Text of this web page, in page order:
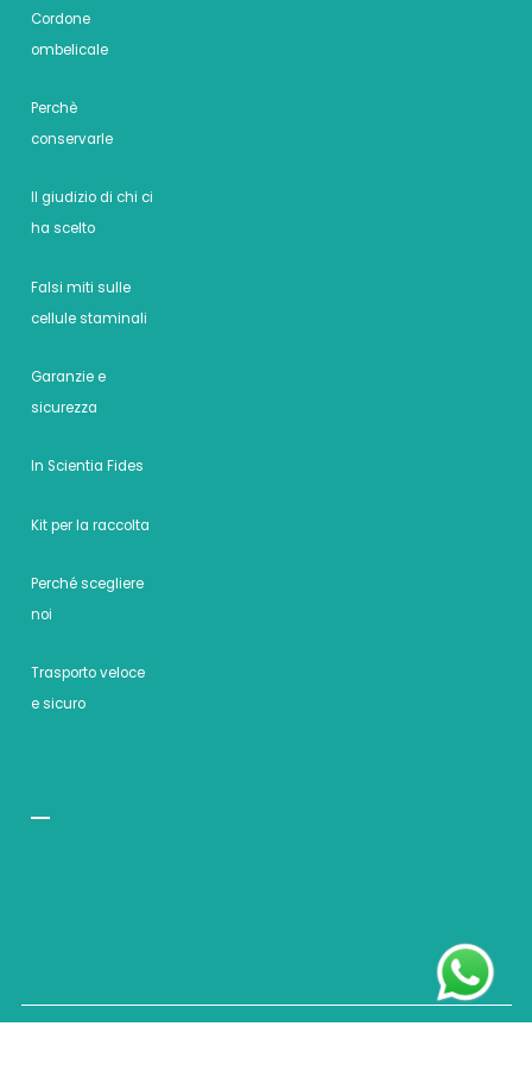
Cordone
ombelicale
Perchè
conservarle
Il giudizio di chi ci
ha scelto
Falsi miti sulle
cellule staminali
Garanzie e
sicurezza
In Scientia Fides
Kit per la raccolta
Perché scegliere
noi
Trasporto veloce
e sicuro